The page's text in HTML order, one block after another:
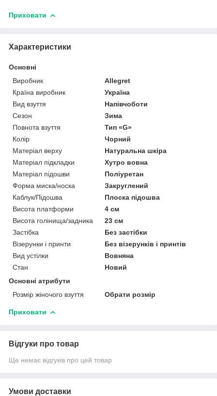
Приховати
Характеристики
Основні
Виробник
Allegret
Країна виробник
Україна
Вид взуття
Напівчоботи
Сезон
Зима
Повнота взуття
Тип «G»
Колір
Чорний
Матеріал верху
Натуральна шкіра
Матеріал підкладки
Хутро вовна
Матеріал підошви
Поліуретан
Форма миска/носка
Закруглений
Каблук/Підошва
Плоска підошва
Висота платформи
4 см
Висота голінища/задника
23 см
Застібка
Без застібки
Візерунки і принти
Без візерунків і принтів
Вид устілки
Вовняна
Стан
Новий
Основні атрибути
Розмір жіночого взуття
Обрати розмір
Приховати
Відгуки про товар
Ще немає відгуків про цей товар
Умови доставки